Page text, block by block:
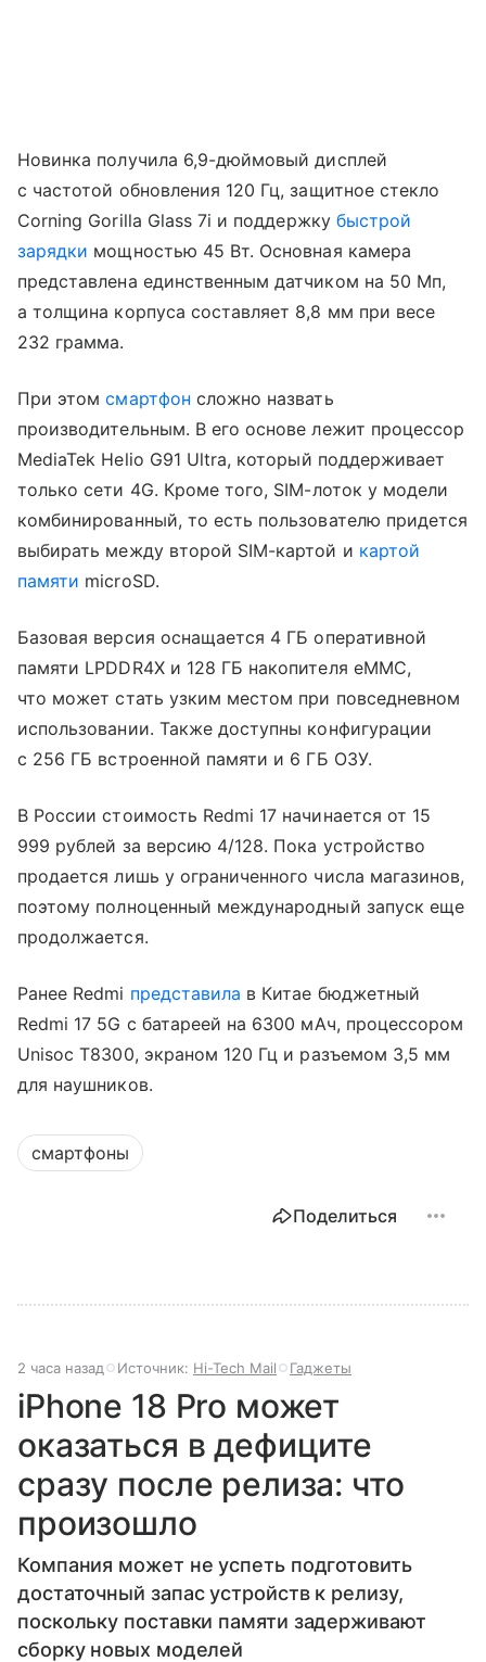
Новинка получила 6,9-дюймовый дисплей
с частотой обновления 120 Гц, защитное стекло
Corning Gorilla Glass 7i и поддержку быстрой
зарядки мощностью 45 Вт. Основная камера
представлена единственным датчиком на 50 Мп,
а толщина корпуса составляет 8,8 мм при весе
232 грамма.
При этомсмартфон сложно назвать
производительным. В его основе лежит процессор
MediaTek Helio G91 Ultra, который поддерживает
только сети 4G. Кроме того, SIM-лоток у модели
комбинированный, то есть пользователю придется
выбирать между второй SIM-картой и картой
памяти microSD.
Базовая версия оснащается 4 ГБ оперативной
памяти LPDDR4X и 128 ГБ накопителя eMMC,
что может стать узким местом при повседневном
использовании. Также доступны конфигурации
с 256 ГБ встроенной памяти и 6 ГБ ОЗУ.
В России стоимость Redmi 17 начинается от 15
999 рублей за версию 4/128. Пока устройство
продается лишь у ограниченного числа магазинов,
поэтому полноценный международный запуск еще
продолжается.
Ранее Redmi представила в Китае бюджетный
Redmi 17 5G с батареей на 6300 мАч, процессором
Unisoc T8300, экраном 120 Гц и разъемом 3,5 мм
для наушников.
смартфоны
Поделиться
2 часа назад Источник: Hi-Tech Mail Гаджеты
iPhone 18 Pro может
оказаться в дефиците
сразу после релиза: что
произошло
Компания может не успеть подготовить
достаточный запас устройств к релизу,
поскольку поставки памяти задерживают
сборку новых моделей